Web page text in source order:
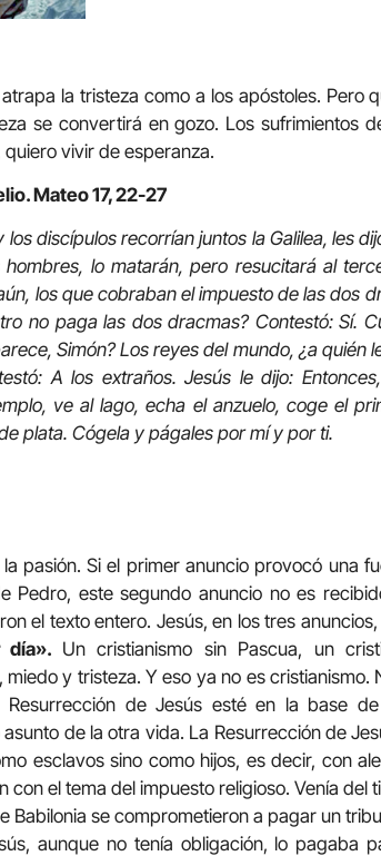
la tristeza como a los apóstoles. Pero
se convertirá en gozo. Los sufrimientos
vivir de esperanza.
Mateo 17, 22-27
discípulos recorrían juntos la Galilea, les
lo matarán, pero resucitará al
los que cobraban el impuesto de las dos
no paga las dos dracmas? Contestó: Sí.
Simón? Los reyes del mundo, ¿a quién
A los extraños. Jesús le dijo:
ve al lago, echa el anzuelo, coge el
plata. Cógela y págales por mí y por ti.
pasión. Si el primer anuncio provocó una
Pedro, este segundo anuncio no es
el texto entero. Jesús, en los tres
día». Un cristianismo sin Pascua, un
y tristeza. Y eso ya no es cristianismo.
Resurrección de Jesús esté en la base
de la otra vida. La Resurrección de
esclavos sino como hijos, es decir, con
con el tema del impuesto religioso. Venía del
Babilonia se comprometieron a pagar un
aunque no tenía obligación, lo pagaba